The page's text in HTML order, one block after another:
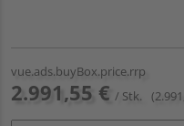
vue.ads.buyBox.price.rrp
2.991,55 € / Stk.